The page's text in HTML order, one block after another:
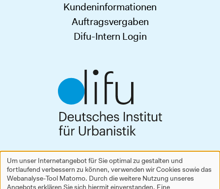
Kundeninformationen
Auftragsvergaben
Difu-Intern Login
Deutsches Institut für Urbanistik gGmbH
Zimmerstraße 13–15
10969 Berlin
Tel. +49 30 39001-0
Verwendung
Um unser Internetangebot für Sie optimal zu gestalten und
fortlaufend verbessern zu können, verwenden wir Cookies sowie das
Webanalyse-Tool Matomo. Durch die weitere Nutzung unseres
Angebots erklären Sie sich hiermit einverstanden. Eine